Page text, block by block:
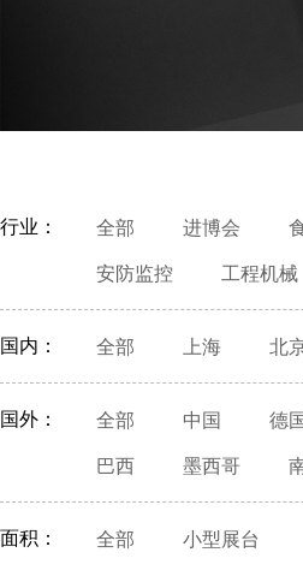
行业： 全部 进博会
安防监控 工程机械
国内： 全部 上海 北
国外： 全部 中国 德国
巴西 墨西哥
面积： 全部 小型展台